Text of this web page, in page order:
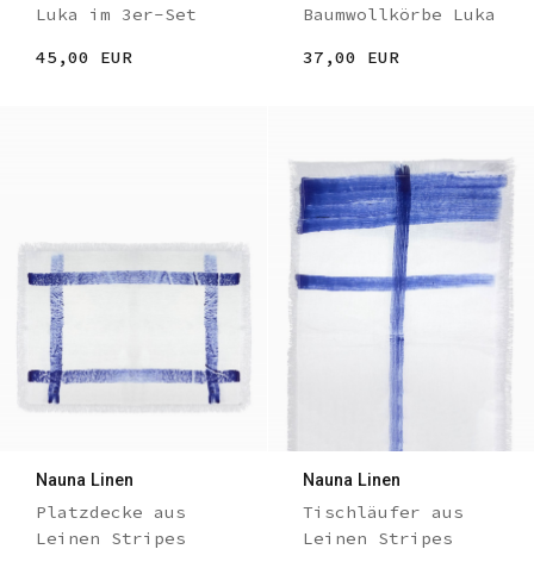
Luka im 3er-Set
45,00 EUR
Baumwollkörbe Luka
37,00 EUR
Nauna Linen
Platzdecke aus
Leinen Stripes
Nauna Linen
Tischläufer aus
Leinen Stripes